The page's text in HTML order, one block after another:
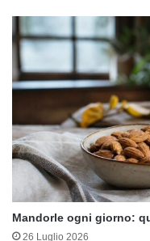
Mandorle ogni giorno:
26 Luglio 2026